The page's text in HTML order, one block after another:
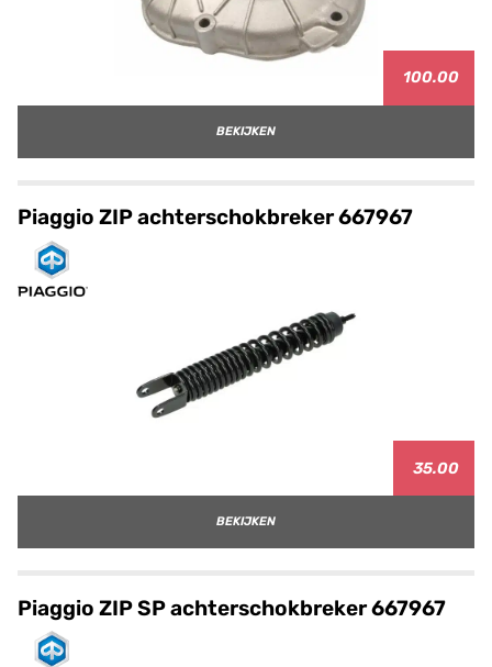
100.00
BEKIJKEN
Piaggio ZIP achterschokbreker 667967
35.00
BEKIJKEN
Piaggio ZIP SP achterschokbreker 667967